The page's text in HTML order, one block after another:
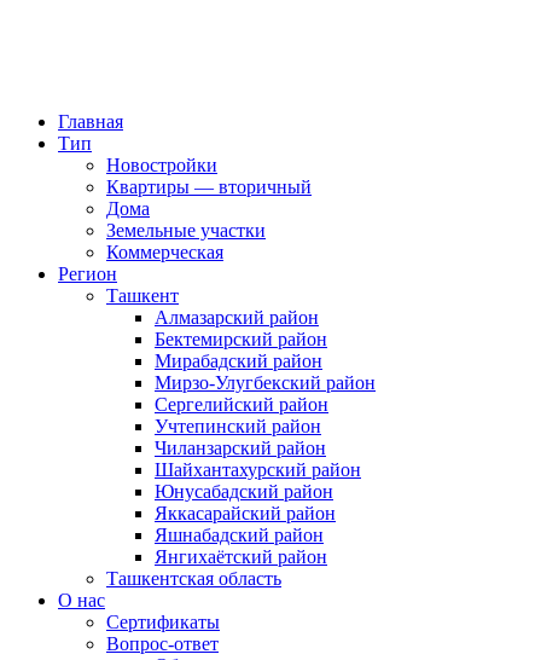
Главная
Тип
Новостройки
Квартиры — вторичный
Дома
Земельные участки
Коммерческая
Регион
Ташкент
Алмазарский район
Бектемирский район
Мирабадский район
Мирзо-Улугбекский район
Сергелийский район
Учтепинский район
Чиланзарский район
Шайхантахурский район
Юнусабадский район
Яккасарайский район
Яшнабадский район
Янгихаётский район
Ташкентская область
О нас
Сертификаты
Вопрос-ответ